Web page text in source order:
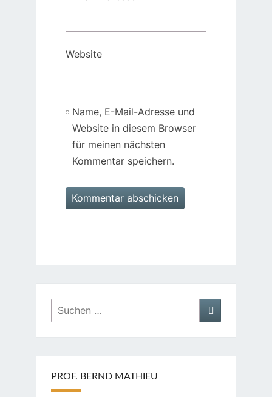
Website
Name, E-Mail-Adresse und
Website in diesem Browser
für meinen nächsten
Kommentar speichern.
Suchen
nach:
Suchen
PROF. BERND MATHIEU